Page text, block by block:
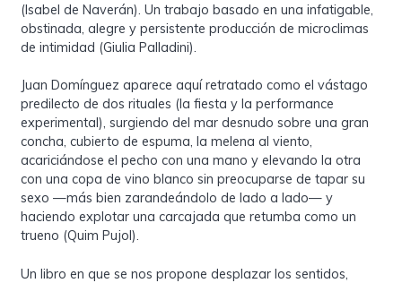
(Isabel de Naverán). Un trabajo basado en una infatigable,
obstinada, alegre y persistente producción de microclimas
de intimidad (Giulia Palladini).
Juan Domínguez aparece aquí retratado como el vástago
predilecto de dos rituales (la fiesta y la performance
experimental), surgiendo del mar desnudo sobre una gran
concha, cubierto de espuma, la melena al viento,
acariciándose el pecho con una mano y elevando la otra
con una copa de vino blanco sin preocuparse de tapar su
sexo —más bien zarandeándolo de lado a lado— y
haciendo explotar una carcajada que retumba como un
trueno (Quim Pujol).
Un libro en que se nos propone desplazar los sentidos,